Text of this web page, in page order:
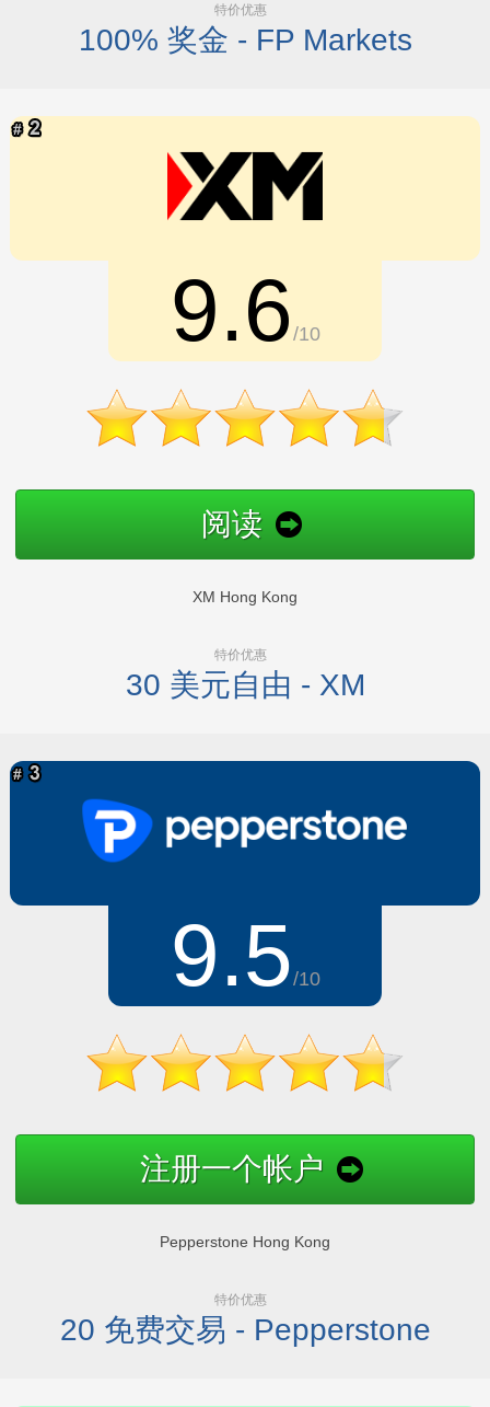
特价优惠
100% 奖金 - FP Markets
9.6 /10
阅读
XM Hong Kong
特价优惠
30 美元自由 - XM
9.5/10
注册一个帐户
Pepperstone Hong Kong
特价优惠
20 免费交易 - Pepperstone